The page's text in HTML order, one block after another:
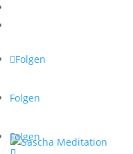
Folgen
Folgen
Folgen